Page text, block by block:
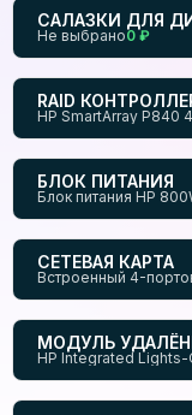
САЛАЗКИ ДЛЯ
Не выбрано0 ₽
RAID
HP SmartArray P840
БЛОК ПИТАНИЯ
Блок питания HP
СЕТЕВАЯ КАРТА
Встроенный 4-
МОДУЛЬ
HP Integrated Lights-